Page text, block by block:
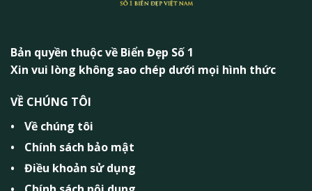
Bản quyền thuộc về Biển Đẹp Số 1
Xin vui lòng không sao chép dưới mọi hình thức
VỀ CHÚNG TÔI
Về chúng tôi
Chính sách bảo mật
Điều khoản sử dụng